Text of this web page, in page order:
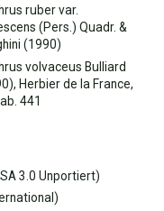
ruber var.
(Pers.) Quadr. &
(1990)
volvaceus Bulliard
Herbier de la France,
441
3.0 Unportiert)